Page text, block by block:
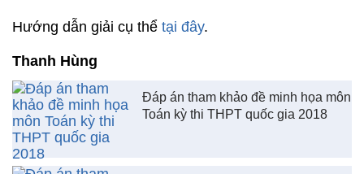
Hướng dẫn giải cụ thể tại đây.
Thanh Hùng
Đáp án tham khảo đề minh họa môn
Toán kỳ thi THPT quốc gia 2018